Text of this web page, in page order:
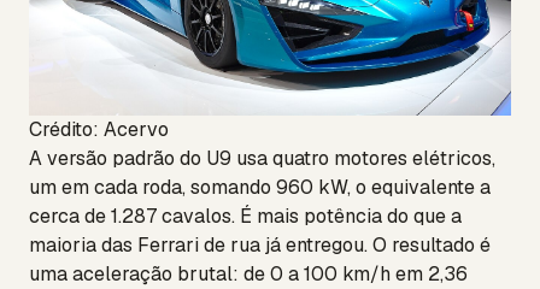
Crédito: Acervo
A versão padrão do U9 usa quatro motores elétricos,
um em cada roda, somando 960 kW, o equivalente a
cerca de 1.287 cavalos. É mais potência do que a
maioria das Ferrari de rua já entregou. O resultado é
uma aceleração brutal: de 0 a 100 km/h em 2,36